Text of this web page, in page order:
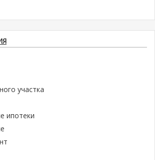
участка
ипотеки